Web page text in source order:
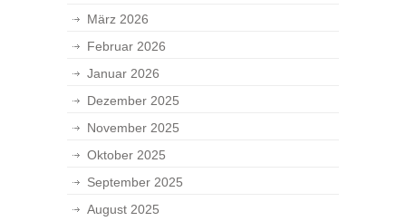
März 2026
Februar 2026
Januar 2026
Dezember 2025
November 2025
Oktober 2025
September 2025
August 2025